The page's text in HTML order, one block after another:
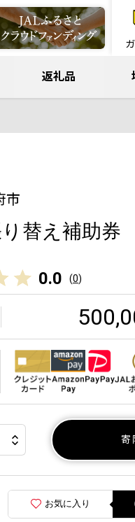
返礼品
市
替え補助券
0.0 (0)
寄
お気に入り